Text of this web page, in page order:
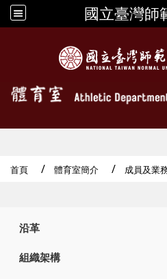
國立臺灣師
首頁 體育室簡介 成員及業
沿革
組織架構